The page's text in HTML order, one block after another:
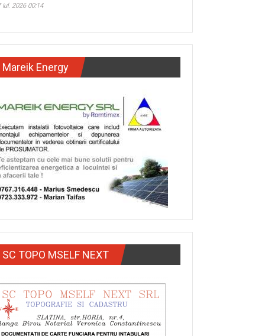
iul. 2026 00:14
Mareik Energy
SC TOPO MSELF NEXT